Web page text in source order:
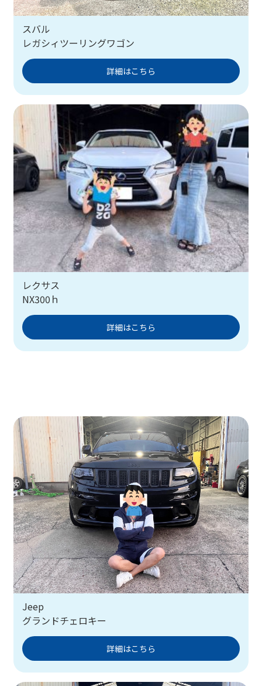
スバル
レガシィツーリングワゴン
詳細はこちら
レクサス
NX300ｈ
詳細はこちら
Jeep
グランドチェロキー
詳細はこちら